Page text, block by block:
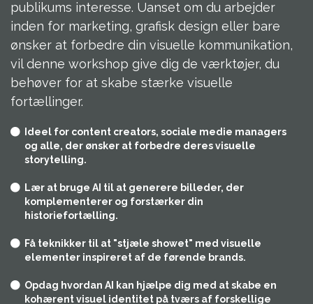
publikums interesse. Uanset om du arbejder
inden for marketing, grafisk design eller bare
ønsker at forbedre din visuelle kommunikation,
vil denne workshop give dig de værktøjer, du
behøver for at skabe stærke visuelle
fortællinger.
Ideel for content creators, sociale medie managers
og alle, der ønsker at forbedre deres visuelle
storytelling.
Lær at bruge AI til at generere billeder, der
komplementerer og forstærker din
historiefortælling.
Få teknikker til at "stjæle showet" med visuelle
elementer inspireret af de førende brands.
Opdag hvordan AI kan hjælpe dig med at skabe en
kohærent visuel identitet på tværs af forskellige